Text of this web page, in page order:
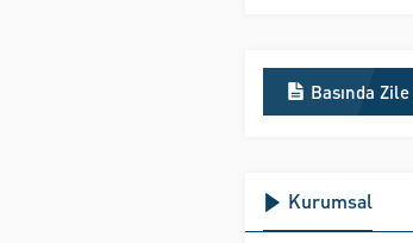
Basında
Kurumsal